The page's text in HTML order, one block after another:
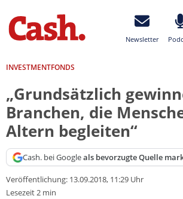
Newsletter
INVESTMENTFONDS
„Grundsätzlich
Branchen, die
Altern begleiten“
Cash. bei Googleals bevorzugte Quelle
Veröffentlichung: 13.09.2018, 11:29 Uhr
Lesezeit 2 min